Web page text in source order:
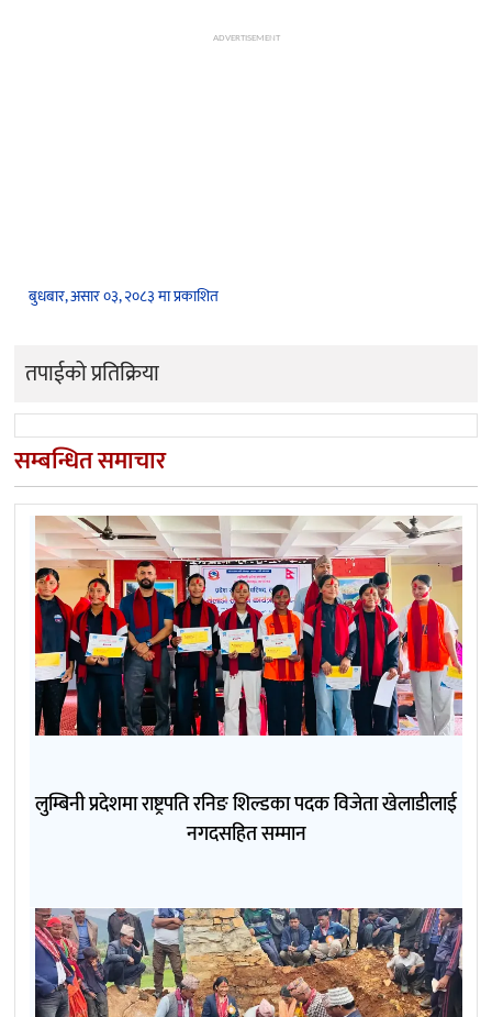
ADVERTISEMENT
बुधबार, असार ०३, २०८३ मा प्रकाशित
तपाईको प्रतिक्रिया
सम्बन्धित समाचार
लुम्बिनी प्रदेशमा राष्ट्रपति रनिङ शिल्डका पदक विजेता खेलाडीलाई
नगदसहित सम्मान